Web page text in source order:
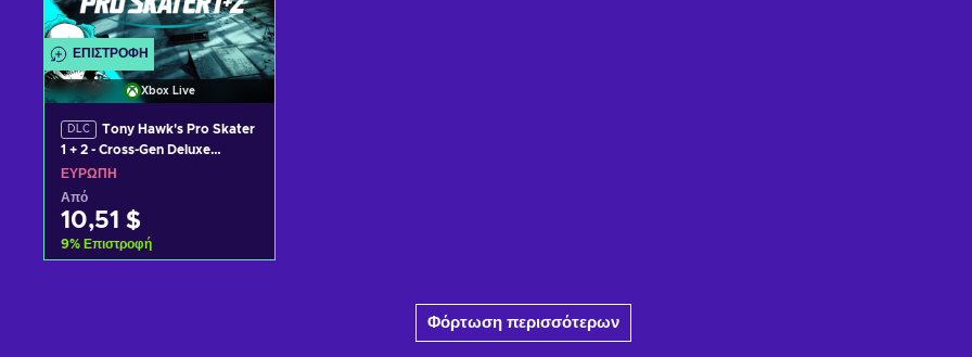
ΕΠΙΣΤΡΟΦΉ
Xbox Live
DLC
Tony Hawk's Pro Skater
1 + 2 - Cross-Gen Deluxe
Upgrade (DLC) XBOX LIVE
Key EUROPE
ΕΥΡΏΠΗ
Από
10,51 $
9% Επιστροφή
Φόρτωση περισσότερων